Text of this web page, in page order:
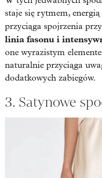
staje się rytmem,
przyciąga spojrzenia
linia fasonu i
one wyrazistym
naturalnie przyciąga
dodatkowych zabiegów.
3. Satynowe